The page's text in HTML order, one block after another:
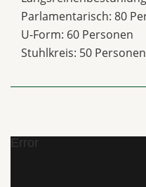
Parlamentarisch: 80
U-Form: 60 Personen
Stuhlkreis: 50 Personen
Error